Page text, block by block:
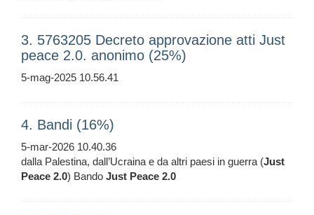
3. 5763205 Decreto approvazione atti Just
peace 2.0. anonimo (25%)
5-mag-2025 10.56.41
4. Bandi (16%)
5-mar-2026 10.40.36
dalla Palestina, dall’Ucraina e da altri paesi in guerra (Just
Peace 2.0) Bando Just Peace 2.0